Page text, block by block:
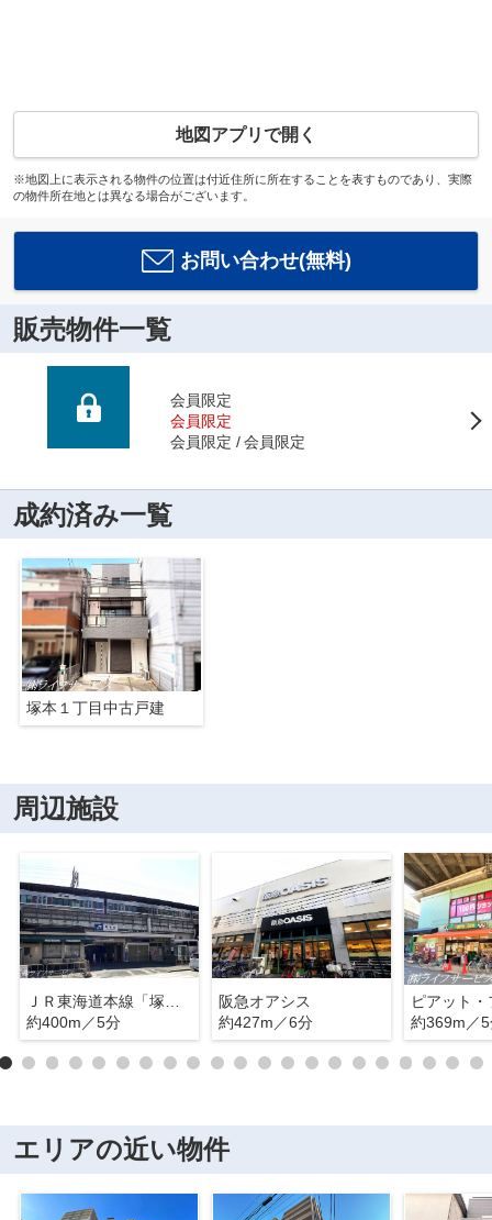
地図アプリで開く
※地図上に表示される物件の位置は付近住所に所在することを表すものであり、実際
の物件所在地とは異なる場合がございます。
お問い合わせ(無料)
販売物件一覧
会員限定
会員限定
会員限定
会員限定
成約済み一覧
塚本１丁目中古戸建
周辺施設
約400m／5分
阪急オアシス
約427m／6分
約369m／
エリアの近い物件